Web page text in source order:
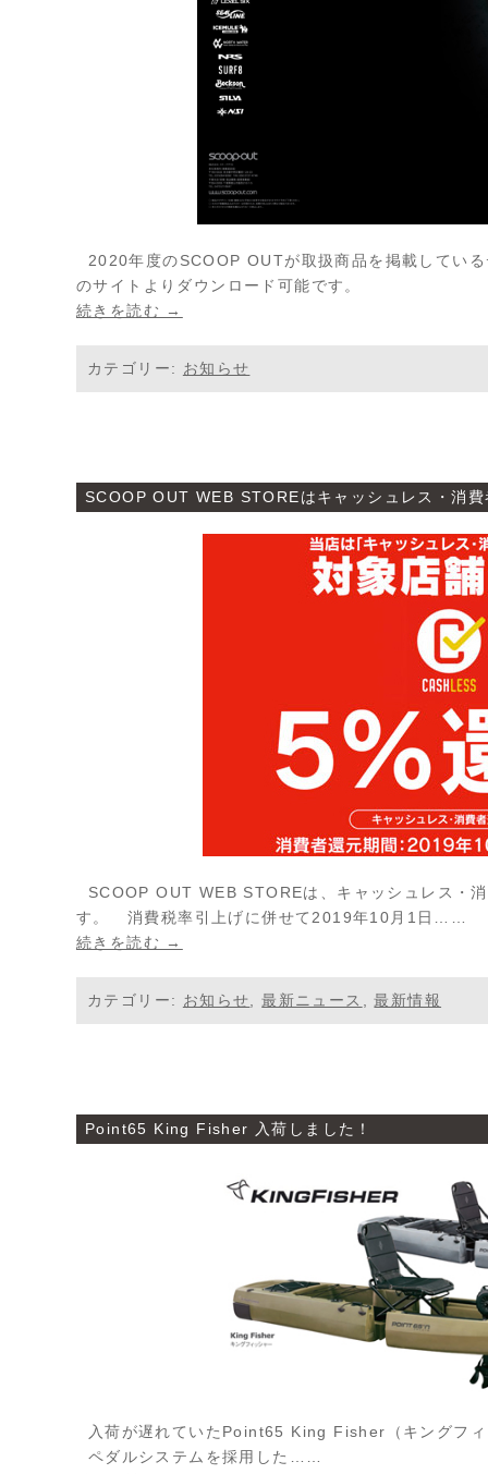
2020年度のSCOOP OUTが取扱商品を掲載してい
のサイトよりダウンロード可能です。
続きを読む →
カテゴリー: お知らせ
SCOOP OUT WEB STOREはキャッシュレス・消
SCOOP OUT WEB STOREは、キャッシュレス・
す。 消費税率引上げに併せて2019年10月1日……
続きを読む →
カテゴリー: お知らせ ,最新ニュース ,最新情報
Point65 King Fisher 入荷しました！
入荷が遅れていたPoint65 King Fisher（キングフ
ペダルシステムを採用した……